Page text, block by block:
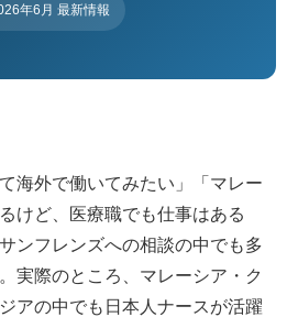
年6月 最新情報
海外で働いてみたい」「マレー
けど、医療職でも仕事はある
ンフレンズへの相談の中でも多
実際のところ、マレーシア・ク
アの中でも日本人ナースが活躍